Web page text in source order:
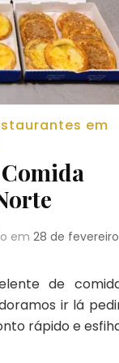
em
em 28 de fevereiro
de
ir lá
rápido e